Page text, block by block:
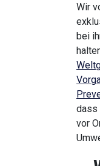
Wir
bei
dass
vor